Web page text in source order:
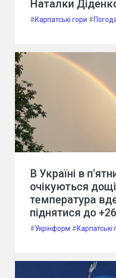
Наталки
#Карпатські гори #
В Україні в
очікуються
температура
піднятися до
#Укрінформ #Карпатські